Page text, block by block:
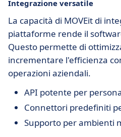
Integrazione versatile
La capacità di MOVEit di
piattaforme rende il
Questo permette di
incrementare l'efficienza
operazioni aziendali.
API potente per
Connettori predefiniti
Supporto per ambienti